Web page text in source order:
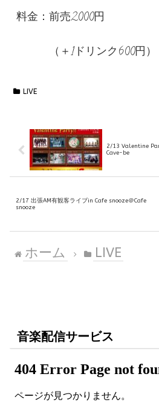
料金：前売2000円
（＋1ドリンク600円）
LIVE
2/13 Valentine
Cave-be
2/17 出張AM有観客ライブin Cafe snooze＠Cafe
snooze
ホーム LIVE
音楽配信サービス